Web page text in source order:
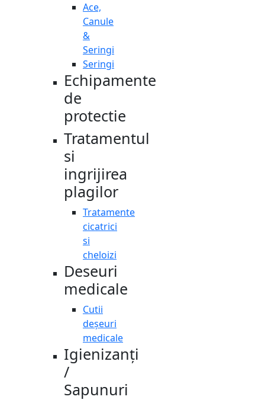
Ace,
Canule
&
Seringi
Seringi
Echipamente
de
protectie
Tratamentul
si
ingrijirea
plagilor
Tratamente
cicatrici
si
cheloizi
Deseuri
medicale
Cutii
deșeuri
medicale
Igienizanți
/
Sapunuri